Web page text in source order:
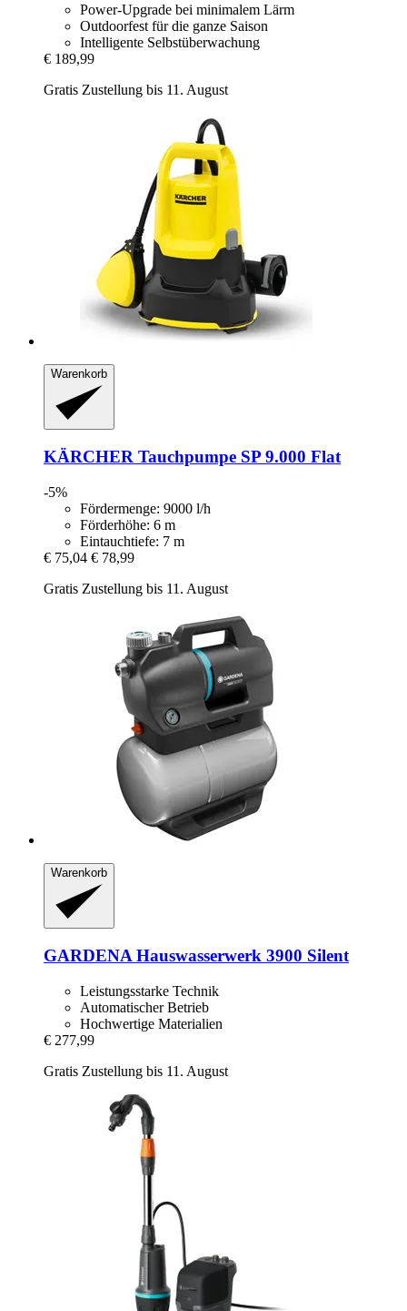
Power-Upgrade bei minimalem Lärm
Outdoorfest für die ganze Saison
Intelligente Selbstüberwachung
€ 189,99
Gratis Zustellung bis 11. August
Warenkorb
KÄRCHER Tauchpumpe SP 9.000 Flat
-5%
Fördermenge: 9000 l/h
Förderhöhe: 6 m
Eintauchtiefe: 7 m
€ 75,04 € 78,99
Gratis Zustellung bis 11. August
Warenkorb
GARDENA Hauswasserwerk 3900 Silent
Leistungsstarke Technik
Automatischer Betrieb
Hochwertige Materialien
€ 277,99
Gratis Zustellung bis 11. August